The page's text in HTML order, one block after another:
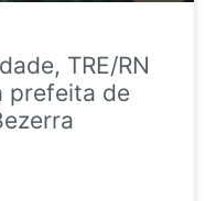
TRE/RN
prefeita de